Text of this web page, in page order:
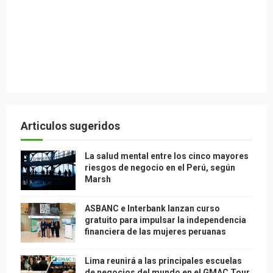
Articulos sugeridos
La salud mental entre los cinco mayores
riesgos de negocio en el Perú, según
Marsh
ASBANC e Interbank lanzan curso
gratuito para impulsar la independencia
financiera de las mujeres peruanas
Lima reunirá a las principales escuelas